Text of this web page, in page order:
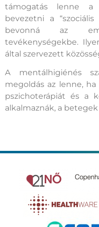
támogatás lenne a
bevezetni a
bevonná az
tevékenységekbe.
által szervezett
A mentálhigiénés
megoldás az lenne,
pszichoterápiát és a
alkalmaznák, a